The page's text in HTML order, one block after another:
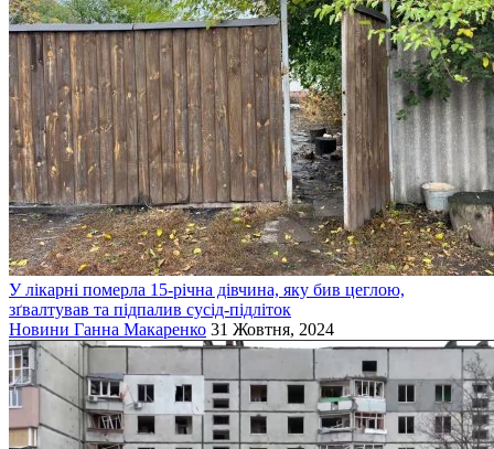
У лікарні померла 15-річна дівчина, яку бив цеглою,
зґвалтував та підпалив сусід-підліток
Новини Ганна Макаренко 31 Жовтня, 2024